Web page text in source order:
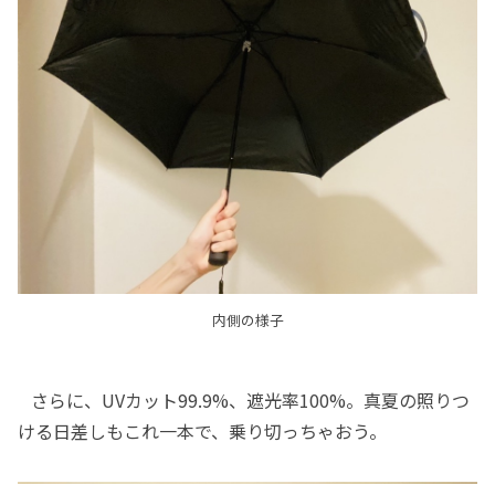
内側の様子
さらに、UVカット99.9%、遮光率100%。真夏の照りつ
ける日差しもこれ一本で、乗り切っちゃおう。